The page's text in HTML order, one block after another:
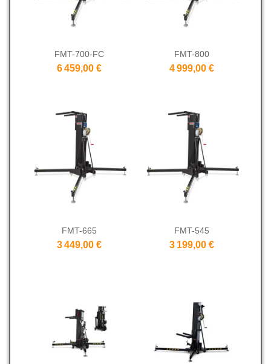
FMT-700-FC
6 459,00 €
FMT-800
4 999,00 €
FMT-665
3 449,00 €
FMT-545
3 199,00 €